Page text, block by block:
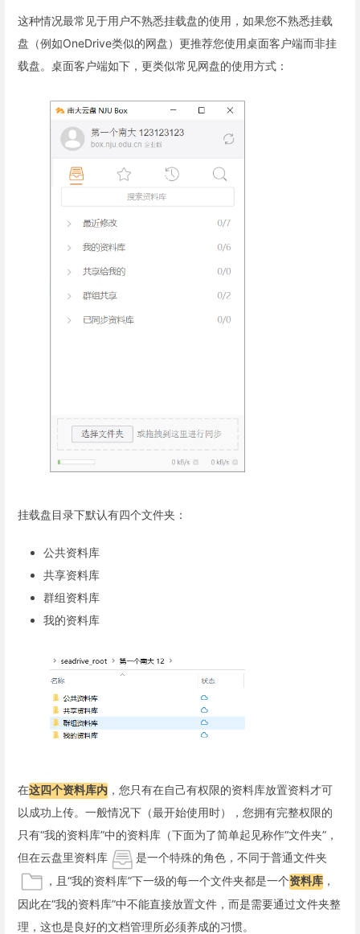
这种情况最常见于用户不熟悉挂载盘的使用，如果您不熟悉挂载
盘（例如OneDrive类似的网盘）更推荐您使用桌面客户端而非挂
载盘。桌面客户端如下，更类似常见网盘的使用方式：
挂载盘目录下默认有四个文件夹：
公共资料库
共享资料库
群组资料库
我的资料库
在这四个资料库内 ，您只有在自己有权限的资料库放置资料才可
以成功上传。一般情况下（最开始使用时），您拥有完整权限的
只有“我的资料库”中的资料库（下面为了简单起见称作“文件夹”，
但在云盘里资料库
是一个特殊的角色，不同于普通文件夹
，且“我的资料库”下一级的每一个文件夹都是一个资料库 ，
因此在“我的资料库”中不能直接放置文件，而是需要通过文件夹整
理，这也是良好的文档管理所必须养成的习惯。